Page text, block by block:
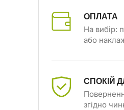
ОПЛАТА
На вибір:
або
СПОКІЙ
згідно